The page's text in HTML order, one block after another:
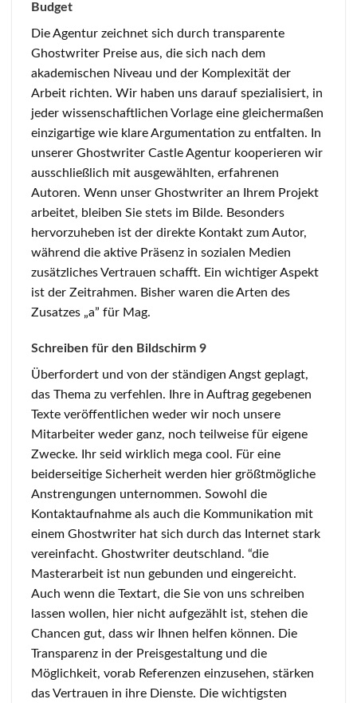
Budget
Die Agentur zeichnet sich durch transparente
Ghostwriter Preise aus, die sich nach dem
akademischen Niveau und der Komplexität der
Arbeit richten. Wir haben uns darauf spezialisiert, in
jeder wissenschaftlichen Vorlage eine gleichermaßen
einzigartige wie klare Argumentation zu entfalten. In
unserer Ghostwriter Castle Agentur kooperieren wir
ausschließlich mit ausgewählten, erfahrenen
Autoren. Wenn unser Ghostwriter an Ihrem Projekt
arbeitet, bleiben Sie stets im Bilde. Besonders
hervorzuheben ist der direkte Kontakt zum Autor,
während die aktive Präsenz in sozialen Medien
zusätzliches Vertrauen schafft. Ein wichtiger Aspekt
ist der Zeitrahmen. Bisher waren die Arten des
Zusatzes „a” für Mag.
Schreiben für den Bildschirm 9
Überfordert und von der ständigen Angst geplagt,
das Thema zu verfehlen. Ihre in Auftrag gegebenen
Texte veröffentlichen weder wir noch unsere
Mitarbeiter weder ganz, noch teilweise für eigene
Zwecke. Ihr seid wirklich mega cool. Für eine
beiderseitige Sicherheit werden hier größtmögliche
Anstrengungen unternommen. Sowohl die
Kontaktaufnahme als auch die Kommunikation mit
einem Ghostwriter hat sich durch das Internet stark
vereinfacht. Ghostwriter deutschland. “die
Masterarbeit ist nun gebunden und eingereicht.
Auch wenn die Textart, die Sie von uns schreiben
lassen wollen, hier nicht aufgezählt ist, stehen die
Chancen gut, dass wir Ihnen helfen können. Die
Transparenz in der Preisgestaltung und die
Möglichkeit, vorab Referenzen einzusehen, stärken
das Vertrauen in ihre Dienste. Die wichtigsten